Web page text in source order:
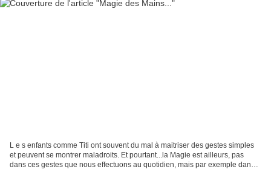
L e s enfants comme Titi ont souvent du mal à maitriser des gestes simples
et peuvent se montrer maladroits. Et pourtant...la Magie est ailleurs, pas
dans ces gestes que nous effectuons au quotidien, mais par exemple dans